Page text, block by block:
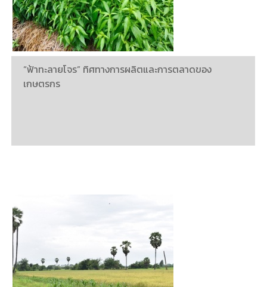
“ฟ้าทะลายโจร” ทิศทางการผลิตและการตลาดของ
เกษตรกร